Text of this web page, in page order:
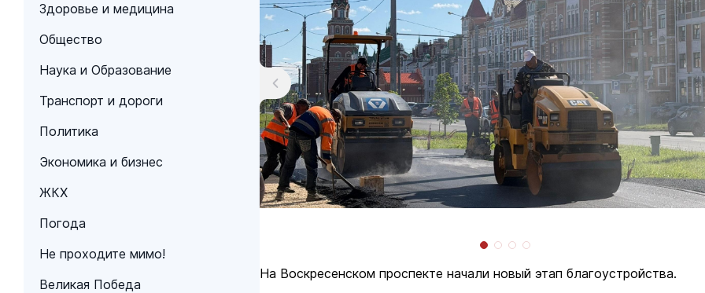
Здоровье и медицина
Общество
Наука и Образование
Транспорт и дороги
Политика
Экономика и бизнес
ЖКХ
Погода
Не проходите мимо!
Великая Победа
На Воскресенском проспекте начали новый этап благоустройства.